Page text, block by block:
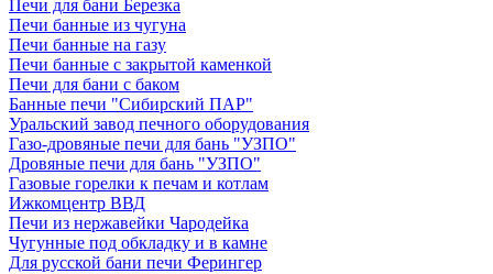
Печи для бани Березка
Печи банные из чугуна
Печи банные на газу
Печи банные с закрытой каменкой
Печи для бани с баком
Банные печи "Сибирский ПАР"
Уральский завод печного оборудования
Газо-дровяные печи для бань "УЗПО"
Дровяные печи для бань "УЗПО"
Газовые горелки к печам и котлам
Ижкомцентр ВВД
Печи из нержавейки Чародейка
Чугунные под обкладку и в камне
Для русской бани печи Ферингер